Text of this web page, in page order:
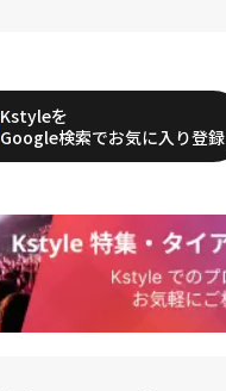
Kstyleを
Google検索でお気に入り登録